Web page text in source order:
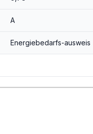
A
Energiebedarfs-ausweis